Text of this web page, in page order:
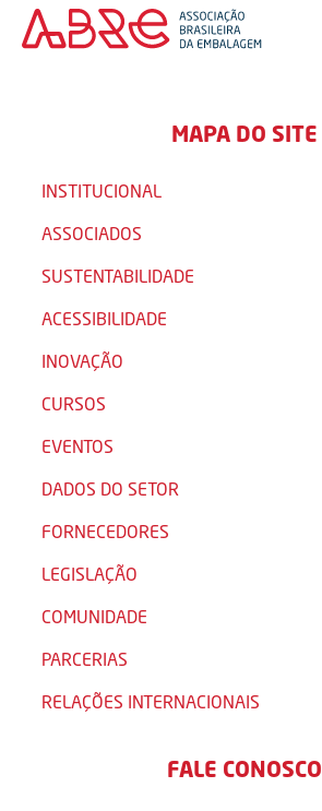
MAPA DO SITE
INSTITUCIONAL
ASSOCIADOS
SUSTENTABILIDADE
ACESSIBILIDADE
INOVAÇÃO
CURSOS
EVENTOS
DADOS DO SETOR
FORNECEDORES
LEGISLAÇÃO
COMUNIDADE
PARCERIAS
RELAÇÕES INTERNACIONAIS
FALE CONOSCO